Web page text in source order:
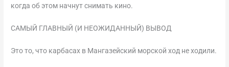
когда об этом начнут снимать кино.
САМЫЙ ГЛАВНЫЙ (И НЕОЖИДАННЫЙ) ВЫВОД
Это то, что карбасах в Мангазейский морской ход не ходили.